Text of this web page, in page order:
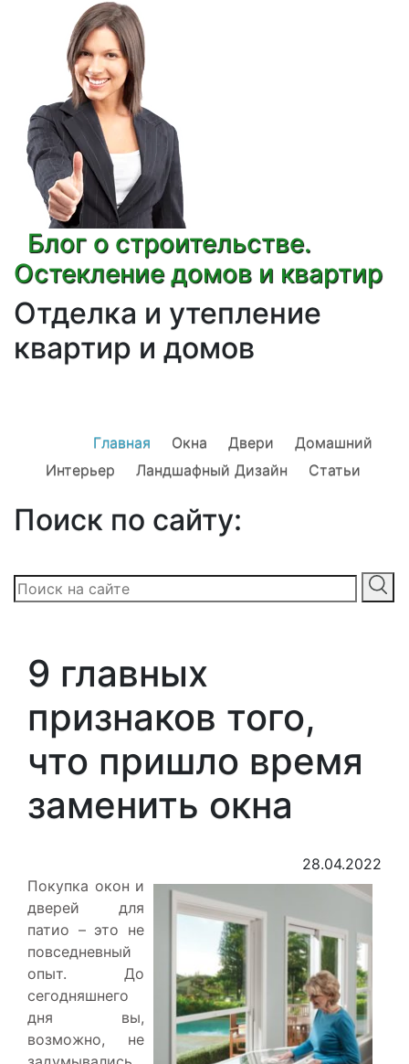
Блог о строительстве.
Остекление домов и квартир
Отделка и утепление
квартир и домов
Главная Окна Двери
Домашний
Интерьер
Ландшафный Дизайн Статьи
Поиск по сайту:
9 главных
признаков того,
что пришло время
заменить окна
28.04.2022
Покупка окон и
дверей для
патио – это не
повседневный
опыт. До
сегодняшнего
дня вы,
возможно, не